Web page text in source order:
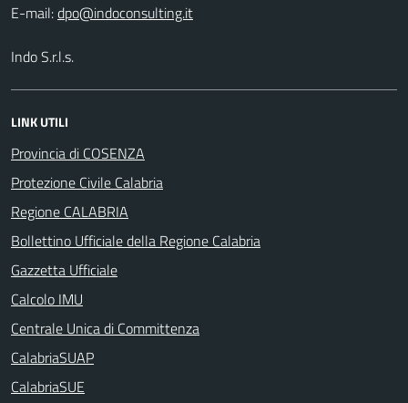
E-mail:
Indo S.r.l.s.
LINK UTILI
Provincia di COSENZA
Protezione Civile Calabria
Regione CALABRIA
Bollettino Ufficiale della Regione Calabria
Gazzetta Ufficiale
Calcolo IMU
Centrale Unica di Committenza
CalabriaSUAP
CalabriaSUE